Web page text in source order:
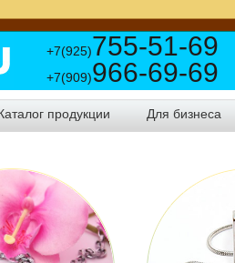
+7(925)755-51-69
+7(909)966-69-69
продукции Для бизнеса